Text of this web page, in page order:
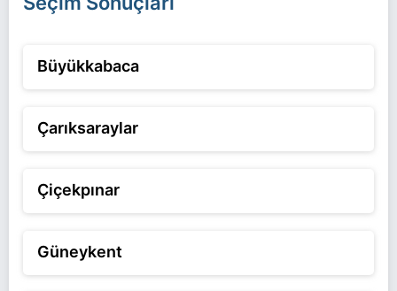
Büyükkabaca
Çarıksaraylar
Çiçekpınar
Güneykent